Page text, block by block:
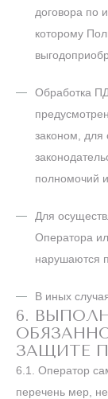
договора по
которому
Обработка
законом, для
полномочий
Для
Оператора
нарушаются
В иных
6.
ЗАЩИТЕ
6.1. Оператор
перечень мер,